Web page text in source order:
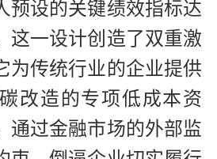
预设的关键绩效指标达
这一设计创造了双重激
为传统行业的企业提供
改造的专项低成本资
通过金融市场的外部监